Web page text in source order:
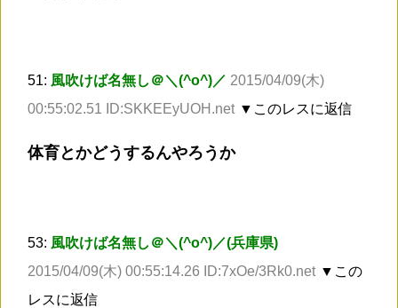
51: 風吹けば名無し＠＼(^o^)／ 2015/04/09(木)
00:55:02.51 ID:SKKEEyUOH.net ▼このレスに返信
体育とかどうするんやろうか
53: 風吹けば名無し＠＼(^o^)／(兵庫県)
2015/04/09(木) 00:55:14.26 ID:7xOe/3Rk0.net ▼この
レスに返信